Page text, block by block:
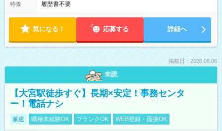
特徴 履歴書不要
気になる！ 応募する 詳細へ
掲載日：2026.08.06
未読
【大宮駅徒歩すぐ】長期×安定！事務センタ
ー！電話ナシ
派遣 職種未経験OK ブランクOK WEB登録・面接OK